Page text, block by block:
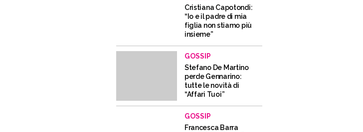
Cristiana Capotondi:
“Io e il padre di mia
figlia non stiamo più
insieme”
GOSSIP
Stefano De Martino
perde Gennarino:
tutte le novità di
“Affari Tuoi”
GOSSIP
Francesca Barra